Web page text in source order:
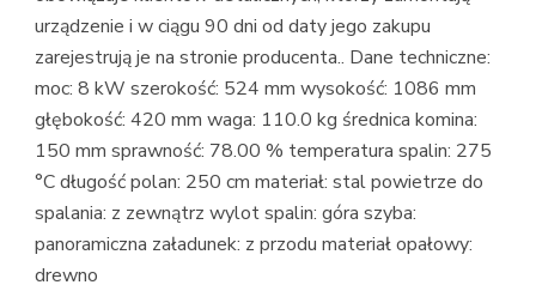
urządzenie i w ciągu 90 dni od daty jego zakupu
zarejestrują je na stronie producenta.. Dane techniczne:
moc: 8 kW szerokość: 524 mm wysokość: 1086 mm
głębokość: 420 mm waga: 110.0 kg średnica komina:
150 mm sprawność: 78.00 % temperatura spalin: 275
°C długość polan: 250 cm materiał: stal powietrze do
spalania: z zewnątrz wylot spalin: góra szyba:
panoramiczna załadunek: z przodu materiał opałowy:
drewno